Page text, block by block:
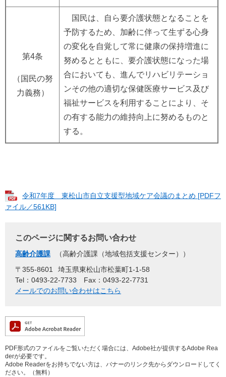
第4条
（国民の努
力義務）
国民は、自ら要介護状態となることを
予防するため、加齢に伴って生ずる心身
の変化を自覚して常に健康の保持増進に
努めるとともに、要介護状態になった場
合においても、進んでリハビリテーショ
ンその他の適切な保健医療サービス及び
福祉サービスを利用することにより、そ
の有する能力の維持向上に努めるものと
する。
令和7年度 東松山市自立支援型地域ケア会議のまとめ [PDFフ
ァイル／561KB]
このページに関するお問い合わせ
高齢介護課
高齢介護課（地域包括支援センター）
〒355-8601
埼玉県東松山市松葉町1-1-58
Tel：0493-22-7733
Fax：0493-22-7731
メールでのお問い合わせはこちら
PDF形式のファイルをご覧いただく場合には、Adobe社が提供するAdobe Rea
derが必要です。
Adobe Readerをお持ちでない方は、バナーのリンク先からダウンロードしてく
ださい。（無料）